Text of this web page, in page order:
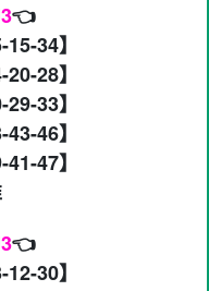
👈
34】
28】
33】
46】
47】
👈
30】